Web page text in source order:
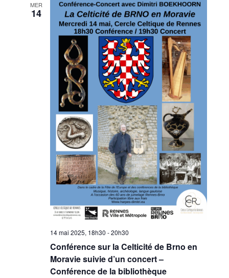
MER
14
14 mai 2025, 18h30 -20h30
Conférence sur la Celticité de Brno en
Moravie suivie d’un concert –
Conférence de la bibliothèque